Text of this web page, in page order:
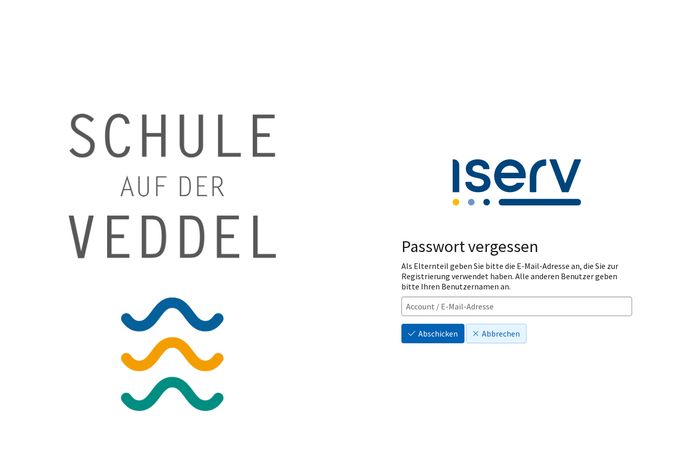
Passwort vergessen
Als Elternteil geben Sie bitte die E-Mail-Adresse an, die Sie zur
Registrierung verwendet haben. Alle anderen Benutzer geben
bitte Ihren Benutzernamen an.
Abschicken Abbrechen